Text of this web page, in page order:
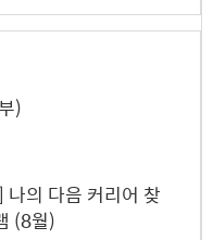
)
의 다음 커리어 찾
(8월)